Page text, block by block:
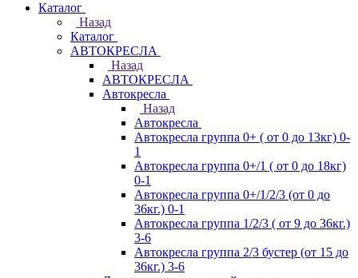
Каталог
Назад
Каталог
АВТОКРЕСЛА
Назад
АВТОКРЕСЛА
Автокресла
Назад
Автокресла
Автокресла группа 0+ ( от 0 до 13кг) 0-
1
Автокресла группа 0+/1 ( от 0 до 18кг)
0-1
Автокресла группа 0+/1/2/3 (от 0 до
36кг.) 0-1
Автокресла группа 1/2/3 ( от 9 до 36кг.)
3-6
Автокресла группа 2/3 бустер (от 15 до
36кг.) 3-6